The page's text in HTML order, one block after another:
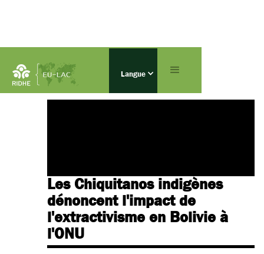
Langue
Les Chiquitanos indigènes
dénoncent l'impact de
l'extractivisme en Bolivie à
l'ONU